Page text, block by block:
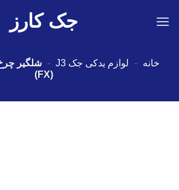
جک کارز
خانه - لوازم یدکی جک J3 - شلگیر
(FX)